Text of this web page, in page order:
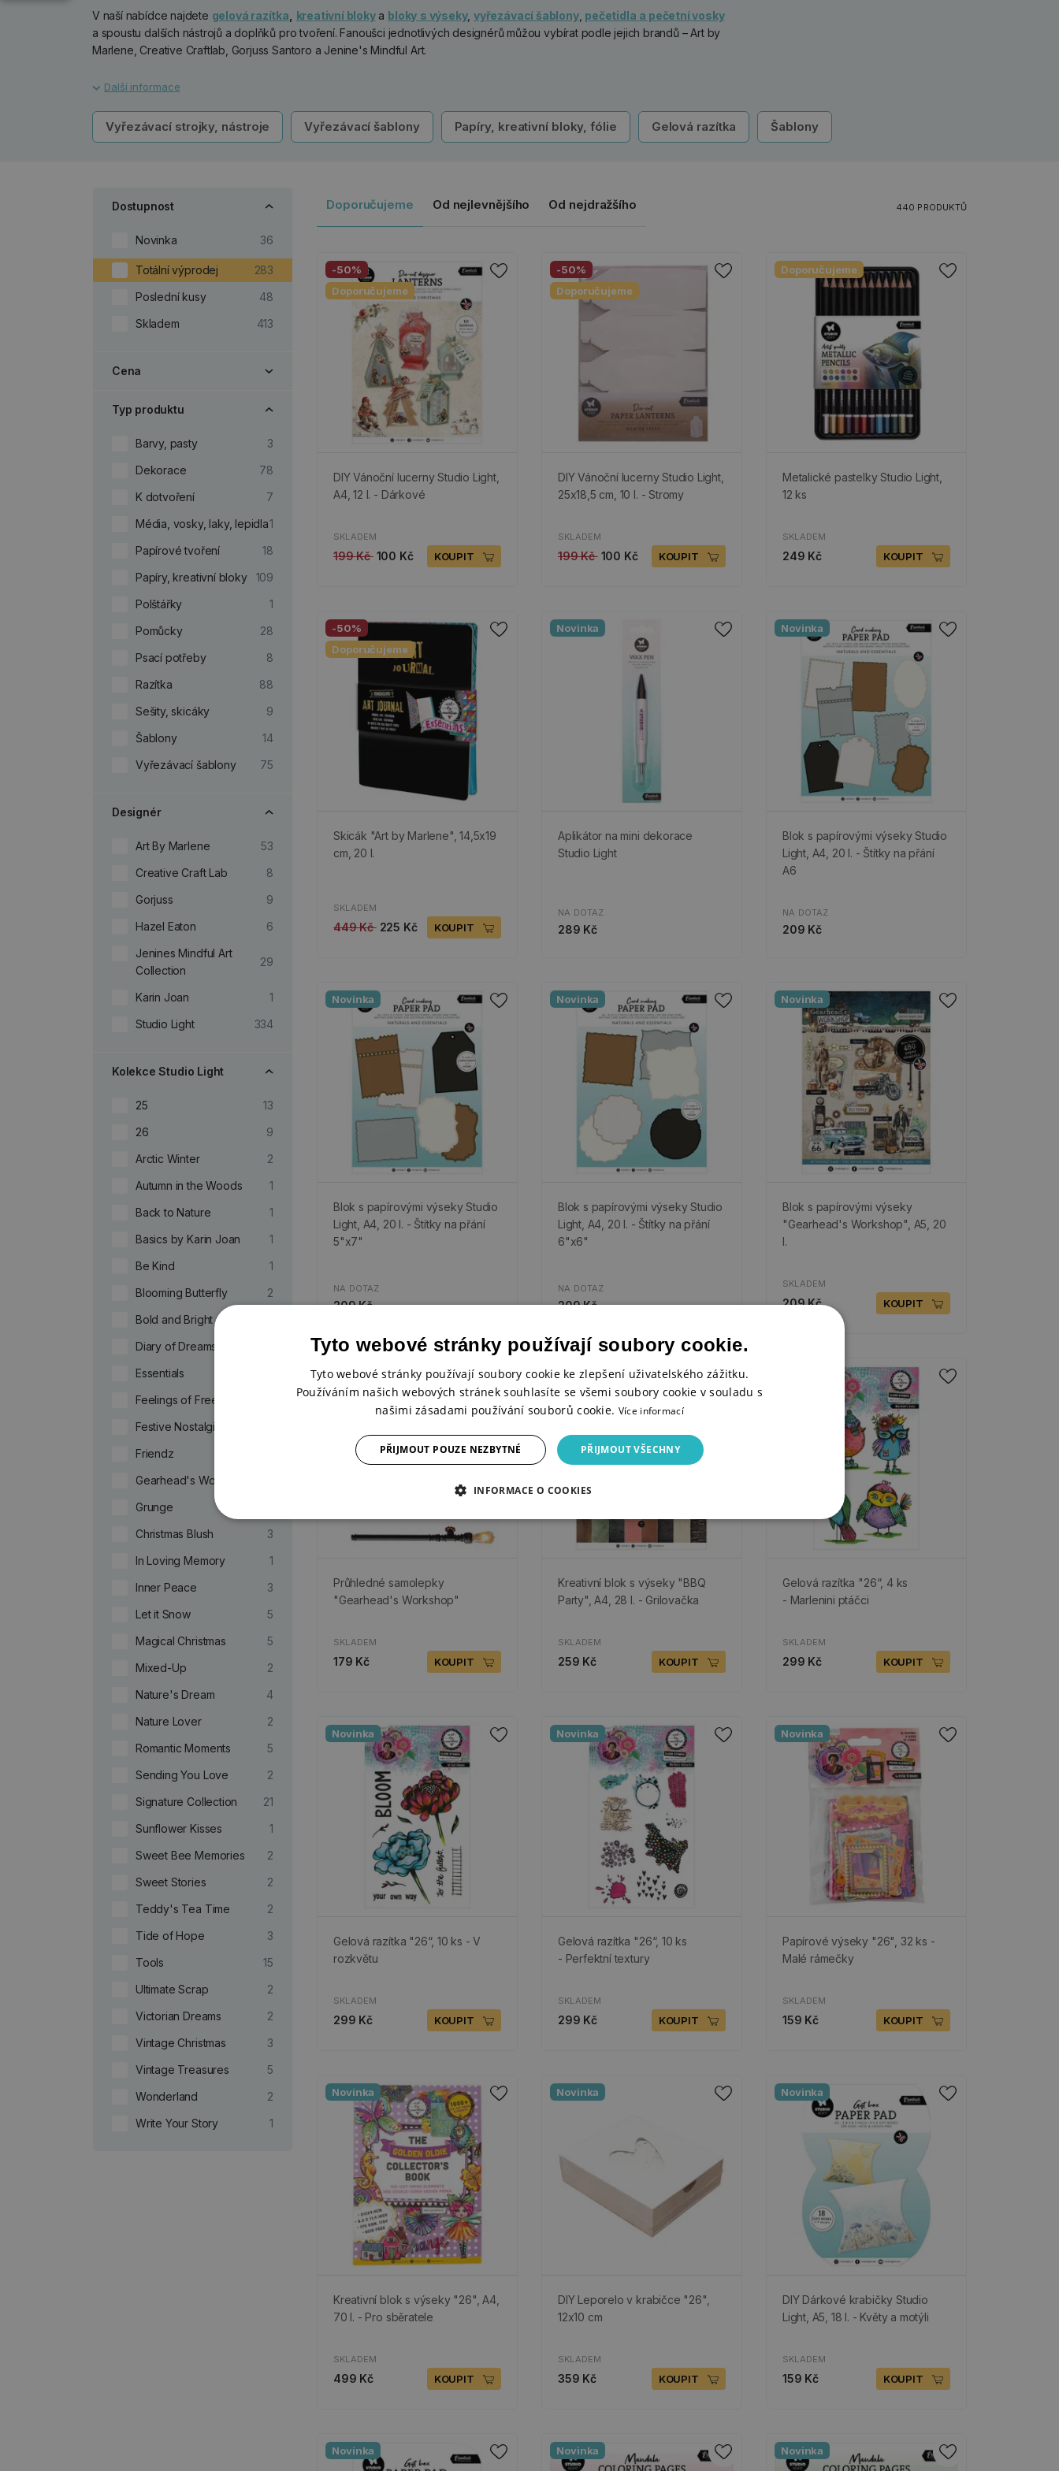
V naší nabídce najdete gelová razítka kreativní blokya bloky s výseky,vyřezávací šablony, pečetidla a pečetní vosky
a spoustu dalších nástrojů a doplňků pro tvoření. Fanoušci jednotlivých designérů můžou vybírat podle jejich brandů – Art by
Marlene, Creative Craftlab, Gorjuss Santoro a Jenine's Mindful Art.
Vyřezávací strojky, nástroje Vyřezávací šablony Papíry, kreativní bloky, fólie Gelová razítka Šablony
Dostupnost
Novinka 36
Totální výprodej
283
Poslední kusy
48
Skladem
413
Cena
Typ produktu
Barvy, pasty
3
Dekorace
78
K dotvoření
7
Média, vosky, laky, lepidla1
Papírové tvoření
18
Papíry, kreativní bloky
109
Polštářky
1
Pomůcky
28
Psací potřeby
8
Razítka
88
Sešity, skicáky
9
Šablony
14
Vyřezávací šablony
75
Designér
Art By Marlene
53
Creative Craft Lab
8
Gorjuss
9
Hazel Eaton
6
Jenines Mindful Art
Collection
29
Karin Joan
1
Studio Light
334
Kolekce Studio Light
25
13
26
9
Arctic Winter
2
Autumn in the Woods
1
Back to Nature
1
Basics by Karin Joan
1
Be Kind
1
Blooming Butterfly
2
Bold and Bright
Diary of Dreams
Essentials
Feelings of Freedom
Festive Nostalgia
Friendz
Gearhead's Workshop
Grunge
Christmas Blush
3
In Loving Memory
1
Inner Peace
3
Let it Snow
5
Magical Christmas
5
Mixed-Up
2
Nature's Dream
4
Nature Lover
2
Romantic Moments
5
Sending You Love
2
Signature Collection
21
Sunflower Kisses
1
Sweet Bee Memories
2
Sweet Stories
2
Teddy's Tea Time
2
Tide of Hope
3
Tools
15
Ultimate Scrap
2
Victorian Dreams
2
Vintage Christmas
3
Vintage Treasures
5
Wonderland
2
Write Your Story
1
Doporučujeme Od nejlevnějšího Od nejdražšího 440 PRODUKTŮ
-50%
Doporučujeme
DIY Vánoční lucerny Studio Light,
A4, 12 l. - Dárkové
SKLADEM
199 Kč 100 Kč KOUPIT
-50%
Doporučujeme
DIY Vánoční lucerny Studio Light,
25x18,5 cm, 10 l. - Stromy
SKLADEM
199 Kč 100 Kč KOUPIT
Doporučujeme
Metalické pastelky Studio Light,
12 ks
SKLADEM
249 Kč KOUPIT
-50%
Doporučujeme
Skicák "Art by Marlene", 14,5x19
cm, 20 l.
SKLADEM
449 Kč 225 Kč KOUPIT
Novinka
Aplikátor na mini dekorace
Studio Light
NA DOTAZ
289 Kč
Novinka
Blok s papírovými výseky Studio
Light, A4, 20 l. - Štítky na přání
A6
NA DOTAZ
209 Kč
Novinka
Blok s papírovými výseky Studio
Light, A4, 20 l. - Štítky na přání
5"x7"
NA DOTAZ
209 Kč
Novinka
Blok s papírovými výseky Studio
Light, A4, 20 l. - Štítky na přání
6"x6"
NA DOTAZ
209 Kč
Novinka
Blok s papírovými výseky
"Gearhead's Workshop", A5, 20
l.
SKLADEM
209 Kč KOUPIT
Novinka
Průhledné samolepky
"Gearhead's Workshop"
SKLADEM
179 Kč KOUPIT
Novinka
Kreativní blok s výseky "BBQ
Party", A4, 28 l. - Grilovačka
SKLADEM
259 Kč KOUPIT
Gelová razítka "26“, 4 ks
- Marlenini ptáčci
SKLADEM
299 Kč KOUPIT
Novinka
Gelová razítka "26“, 10 ks - V
rozkvětu
SKLADEM
299 Kč KOUPIT
Novinka
Gelová razítka "26“, 10 ks
- Perfektní textury
SKLADEM
299 Kč KOUPIT
Novinka
Papírové výseky "26", 32 ks -
Malé rámečky
SKLADEM
159 Kč KOUPIT
Novinka
Kreativní blok s výseky "26", A4,
70 l. - Pro sběratele
SKLADEM
499 Kč KOUPIT
Novinka
DIY Leporelo v krabičce "26",
12x10 cm
SKLADEM
359 Kč KOUPIT
Novinka
DIY Dárkové krabičky Studio
Light, A5, 18 l. - Květy a motýli
SKLADEM
159 Kč KOUPIT
Novinka Novinka Novinka
Tyto webové stránky používají soubory cookie.
Tyto webové stránky používají soubory cookie ke zlepšení uživatelského zážitku.
Používáním našich webových stránek souhlasíte se všemi soubory cookie v souladu s
našimi zásadami používání souborů cookie. Více informací
PŘIJMOUT VŠECHNY
PŘIJMOUT POUZE NEZBYTNÉ
INFORMACE O COOKIES